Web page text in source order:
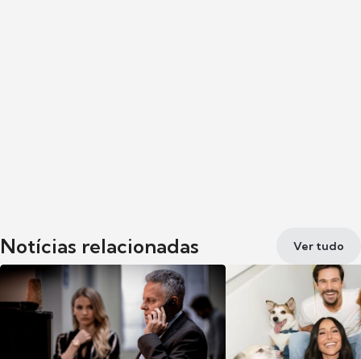
Notícias relacionadas Ver tudo